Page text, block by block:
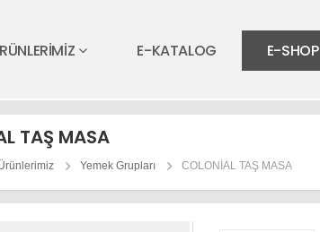
E-KATALOG E-SHOP
TAŞ MASA
Yemek Grupları COLONİAL TAŞ MASA